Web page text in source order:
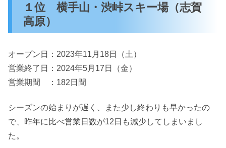
１位 横手山・渋峠スキー場（志賀
高原）
オープン日：2023年11月18日（土）
営業終了日：2024年5月17日（金）
営業期間 ：182日間
シーズンの始まりが遅く、また少し終わりも早かったの
で、昨年に比べ営業日数が12日も減少してしまいまし
た。